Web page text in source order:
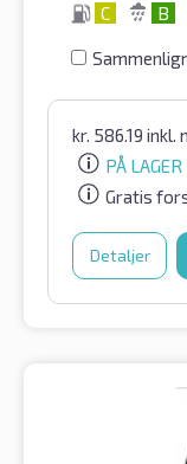
C B
kr. 586.19 inkl.
PÅ LAGER
Gratis
Detaljer